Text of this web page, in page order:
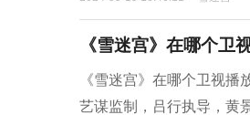
《雪迷宫》在哪个卫
《雪迷宫》在哪个卫视
艺谋监制，吕行执导，黄